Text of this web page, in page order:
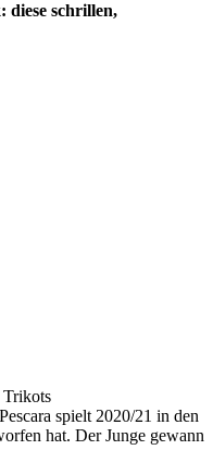
diese schrillen,
Trikots
spielt 2020/21 in den
hat. Der Junge gewann